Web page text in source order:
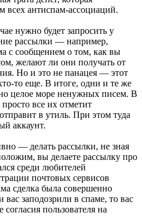
всех антиспам-ассоциаций.
нужно будет запросить у
рассылки — например,
с сообщением о том, как вы
желают ли они получать от
Но и это не панацея — этот
то еще. В итоге, одни и те же
целое море ненужных писем. В
все их отметит
в утиль. При этом туда
аккаунт.
— делать рассылки, не зная
вы делаете рассылку про
среди любителей
почтовых сервисов
сделка была совершенно
заподозрили в спаме, то вас
пользователя на